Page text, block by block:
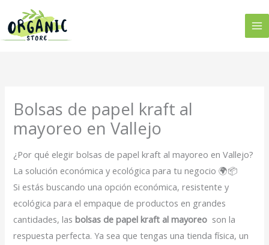
contenido
Bolsas de papel kraft al
mayoreo en Vallejo
¿Por qué elegir bolsas de papel kraft al mayoreo en Vallejo?
La solución económica y ecológica para tu negocio 🌍📦
Si estás buscando una opción económica, resistente y
ecológica para el empaque de productos en grandes
cantidades, lasbolsas de papel kraft al mayoreo son la
respuesta perfecta. Ya sea que tengas una tienda física, un